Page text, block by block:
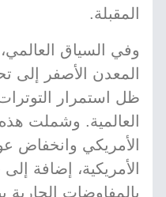
المقبلة.
وفي السياق
المعدن الأصفر
ظل استمرار
العالمية. وشملت هذه
الأمريكي وانخفاض
الأمريكية، إضافة
بالمفاوضات الجارية